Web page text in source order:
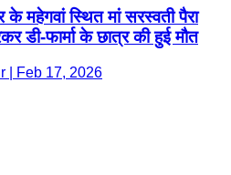
के महेगवां स्थित मां सरस्वती पैरा
डी-फार्मा के छात्र की हुई मौत
| Feb 17, 2026